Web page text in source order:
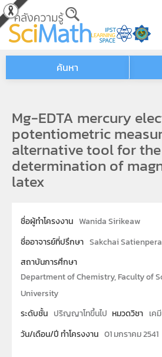
Skip to main content
ค้นหา
Mg-EDTA mercury
potentiometric
alternative tool for the
determination of
latex
ชื่อผู้ทำโครงงาน Wanida Sirikeaw
ชื่ออาจารย์ที่ปรึกษา Sakchai
สถาบันการศึกษา
Department of Chemistry, Faculty of
University
ระดับชั้น ปริญญาโทขึ้นไป หมวดวิชา เคมี
วัน/เดือน/ปี ทำโครงงาน 01 มกราคม 2541